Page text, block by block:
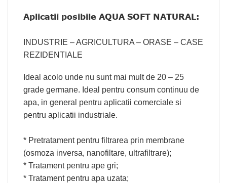
Aplicatii posibile AQUA SOFT NATURAL:
INDUSTRIE – AGRICULTURA – ORASE – CASE
REZIDENTIALE
Ideal acolo unde nu sunt mai mult de 20 – 25
grade germane. Ideal pentru consum continuu de
apa, in general pentru aplicatii comerciale si
pentru aplicatii industriale.
* Pretratament pentru filtrarea prin membrane
(osmoza inversa, nanofiltare, ultrafiltrare);
* Tratament pentru ape gri;
* Tratament pentru apa uzata;